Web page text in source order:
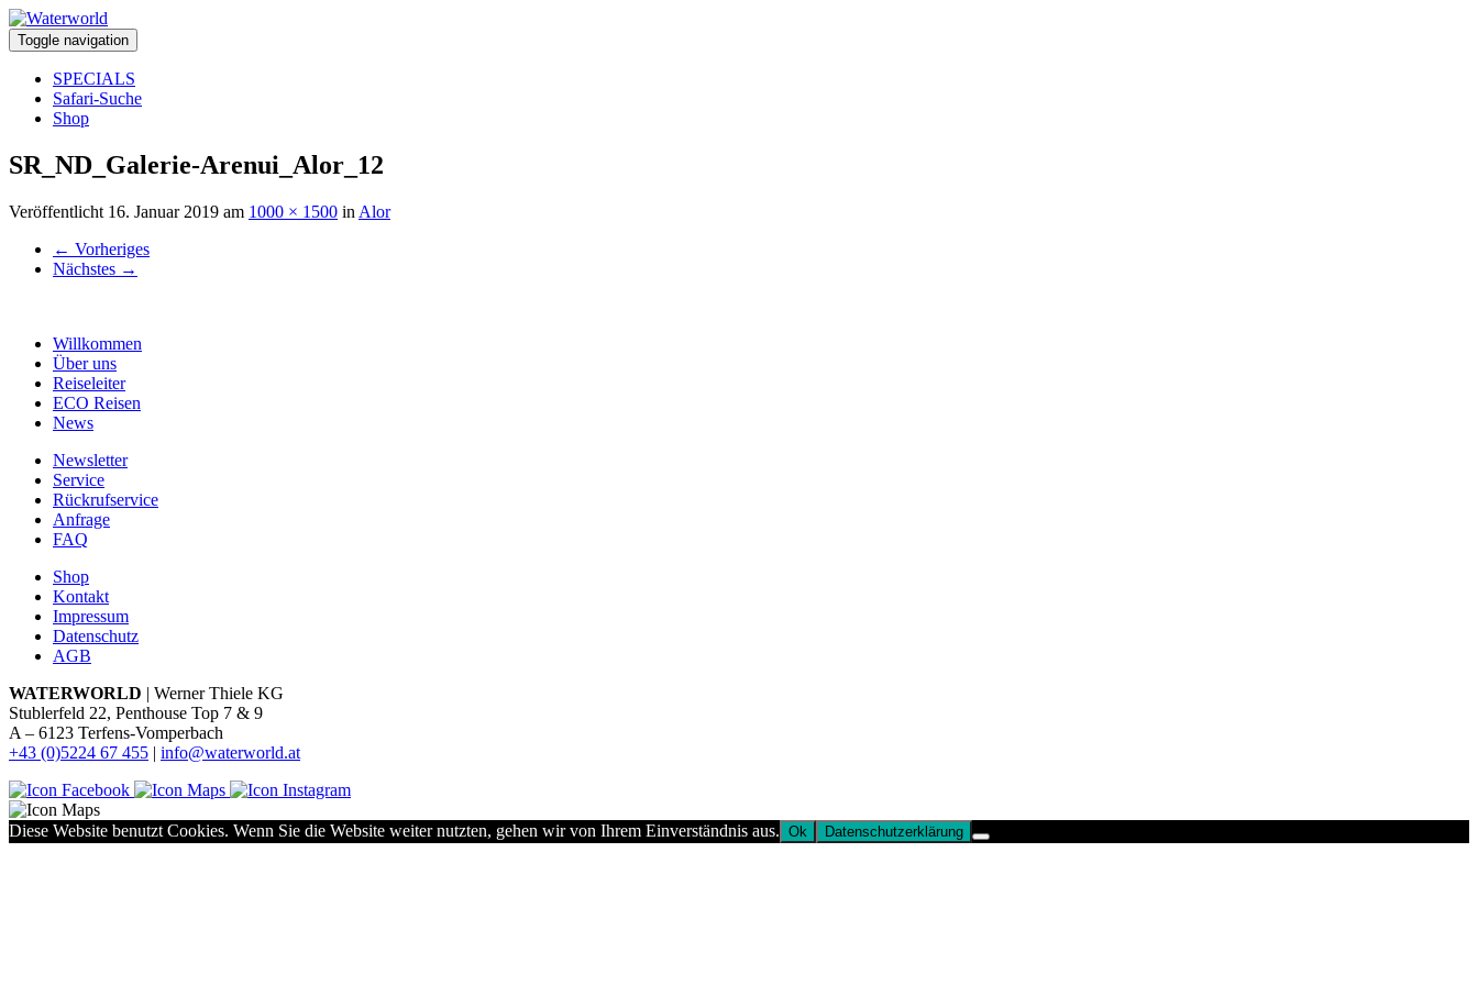
Toggle navigation
SPECIALS
Safari-Suche
Shop
SR_ND_Galerie-Arenui_Alor_12
Veröffentlicht 16. Januar 2019 am 1000 × 1500 in Alor
← Vorheriges
Nächstes →
Willkommen
Über uns
Reiseleiter
ECO Reisen
News
Newsletter
Service
Rückrufservice
Anfrage
FAQ
Shop
Kontakt
Impressum
Datenschutz
AGB
WATERWORLD | Werner Thiele KG
Stublerfeld 22, Penthouse Top 7 & 9
A – 6123 Terfens-Vomperbach
+43 (0)5224 67 455 | info@waterworld.at
Diese Website benutzt Cookies. Wenn Sie die Website weiter nutzten, gehen wir von Ihrem Einverständnis aus. Ok Datenschutzerklärung